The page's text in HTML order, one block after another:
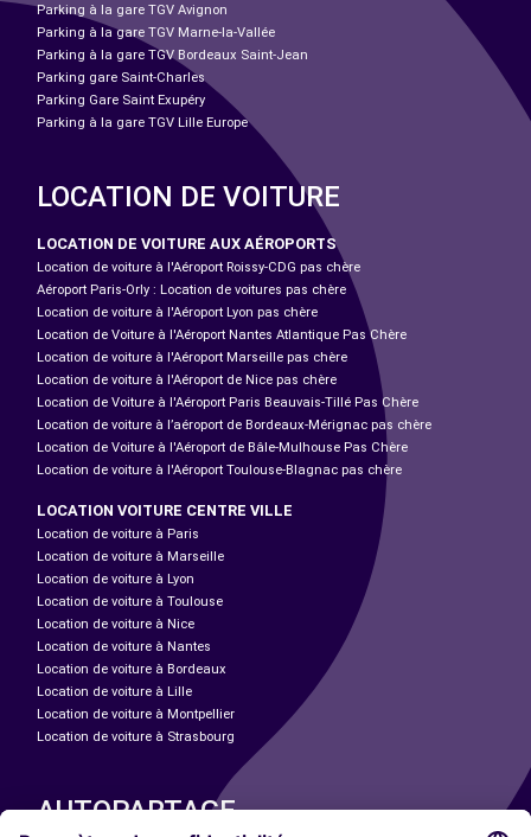
Parking à la gare TGV Avignon
Parking à la gare TGV Marne-la-Vallée
Parking à la gare TGV Bordeaux Saint-Jean
Parking gare Saint-Charles
Parking Gare Saint Exupéry
Parking à la gare TGV Lille Europe
LOCATION DE VOITURE
LOCATION DE VOITURE AUX AÉROPORTS
Location de voiture à l'Aéroport Roissy-CDG pas chère
Aéroport Paris-Orly : Location de voitures pas chère
Location de voiture à l'Aéroport Lyon pas chère
Location de Voiture à l'Aéroport Nantes Atlantique Pas Chère
Location de voiture à l'Aéroport Marseille pas chère
Location de voiture à l'Aéroport de Nice pas chère
Location de Voiture à l'Aéroport Paris Beauvais-Tillé Pas Chère
Location de voiture à l’aéroport de Bordeaux-Mérignac pas chère
Location de Voiture à l'Aéroport de Bâle-Mulhouse Pas Chère
Location de voiture à l'Aéroport Toulouse-Blagnac pas chère
LOCATION VOITURE CENTRE VILLE
Location de voiture à Paris
Location de voiture à Marseille
Location de voiture à Lyon
Location de voiture à Toulouse
Location de voiture à Nice
Location de voiture à Nantes
Location de voiture à Bordeaux
Location de voiture à Lille
Location de voiture à Montpellier
Location de voiture à Strasbourg
AUTOPARTAGE